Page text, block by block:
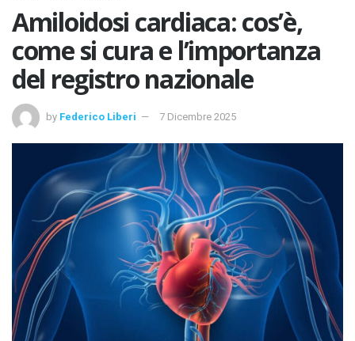
Amiloidosi cardiaca: cos’è,
come si cura e l’importanza
del registro nazionale
by Federico Liberi 7 Dicembre 2025